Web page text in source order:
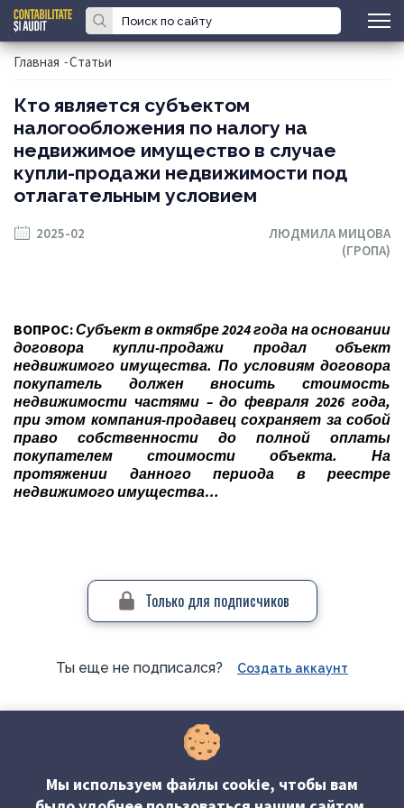
Главная -Статьи
Кто является субъектом
налогообложения по налогу на
недвижимое имущество в случае
купли-продажи недвижимости под
отлагательным условием
2025-02
ЛЮДМИЛА МИЦОВА
(ГРОПА)
ВОПРОС:Субъект в октябре 2024 года на основании
договора купли-продажи продал объект
недвижимого имущества. По условиям договора
покупатель должен вносить стоимость
недвижимости частями – до февраля 2026 года,
при этом компания-продавец сохраняет за собой
право собственности до полной оплаты
покупателем стоимости объекта. На
протяжении данного периода в реестре
недвижимого имущества…
Только для подписчиков
Ты еще не подписался? Создать аккаунт
Мы используем файлы cookie, чтобы вам